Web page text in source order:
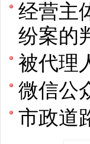
经营主
纷案的
被代理
微信公
市政道